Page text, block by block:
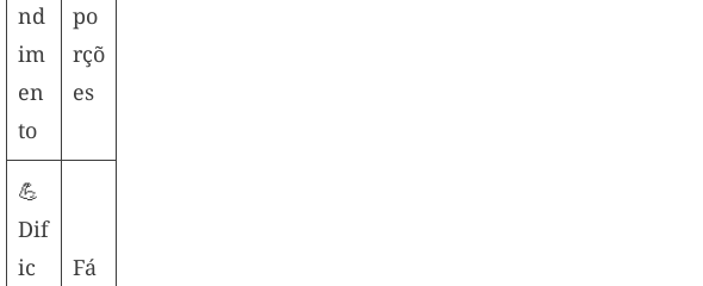
nd
im
en
to
po
rçõ
es
💪
Dif
ic
Fá